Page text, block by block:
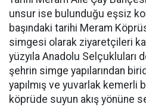
unsur ise bulunduğu eşsiz
başındaki tarihi Meram
simgesi olarak ziyaretçileri
yüzyıla Anadolu Selçukluları
şehrin simge yapılarından
yapılmış ve yuvarlak kemerli
köprüde suyun akış yönüne